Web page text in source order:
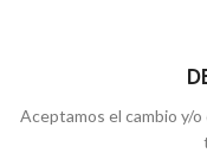
Aceptamos el cambio y/